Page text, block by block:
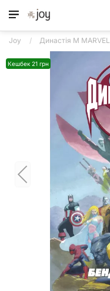
Joy Династія М MARVEL
Кешбек 21 грн